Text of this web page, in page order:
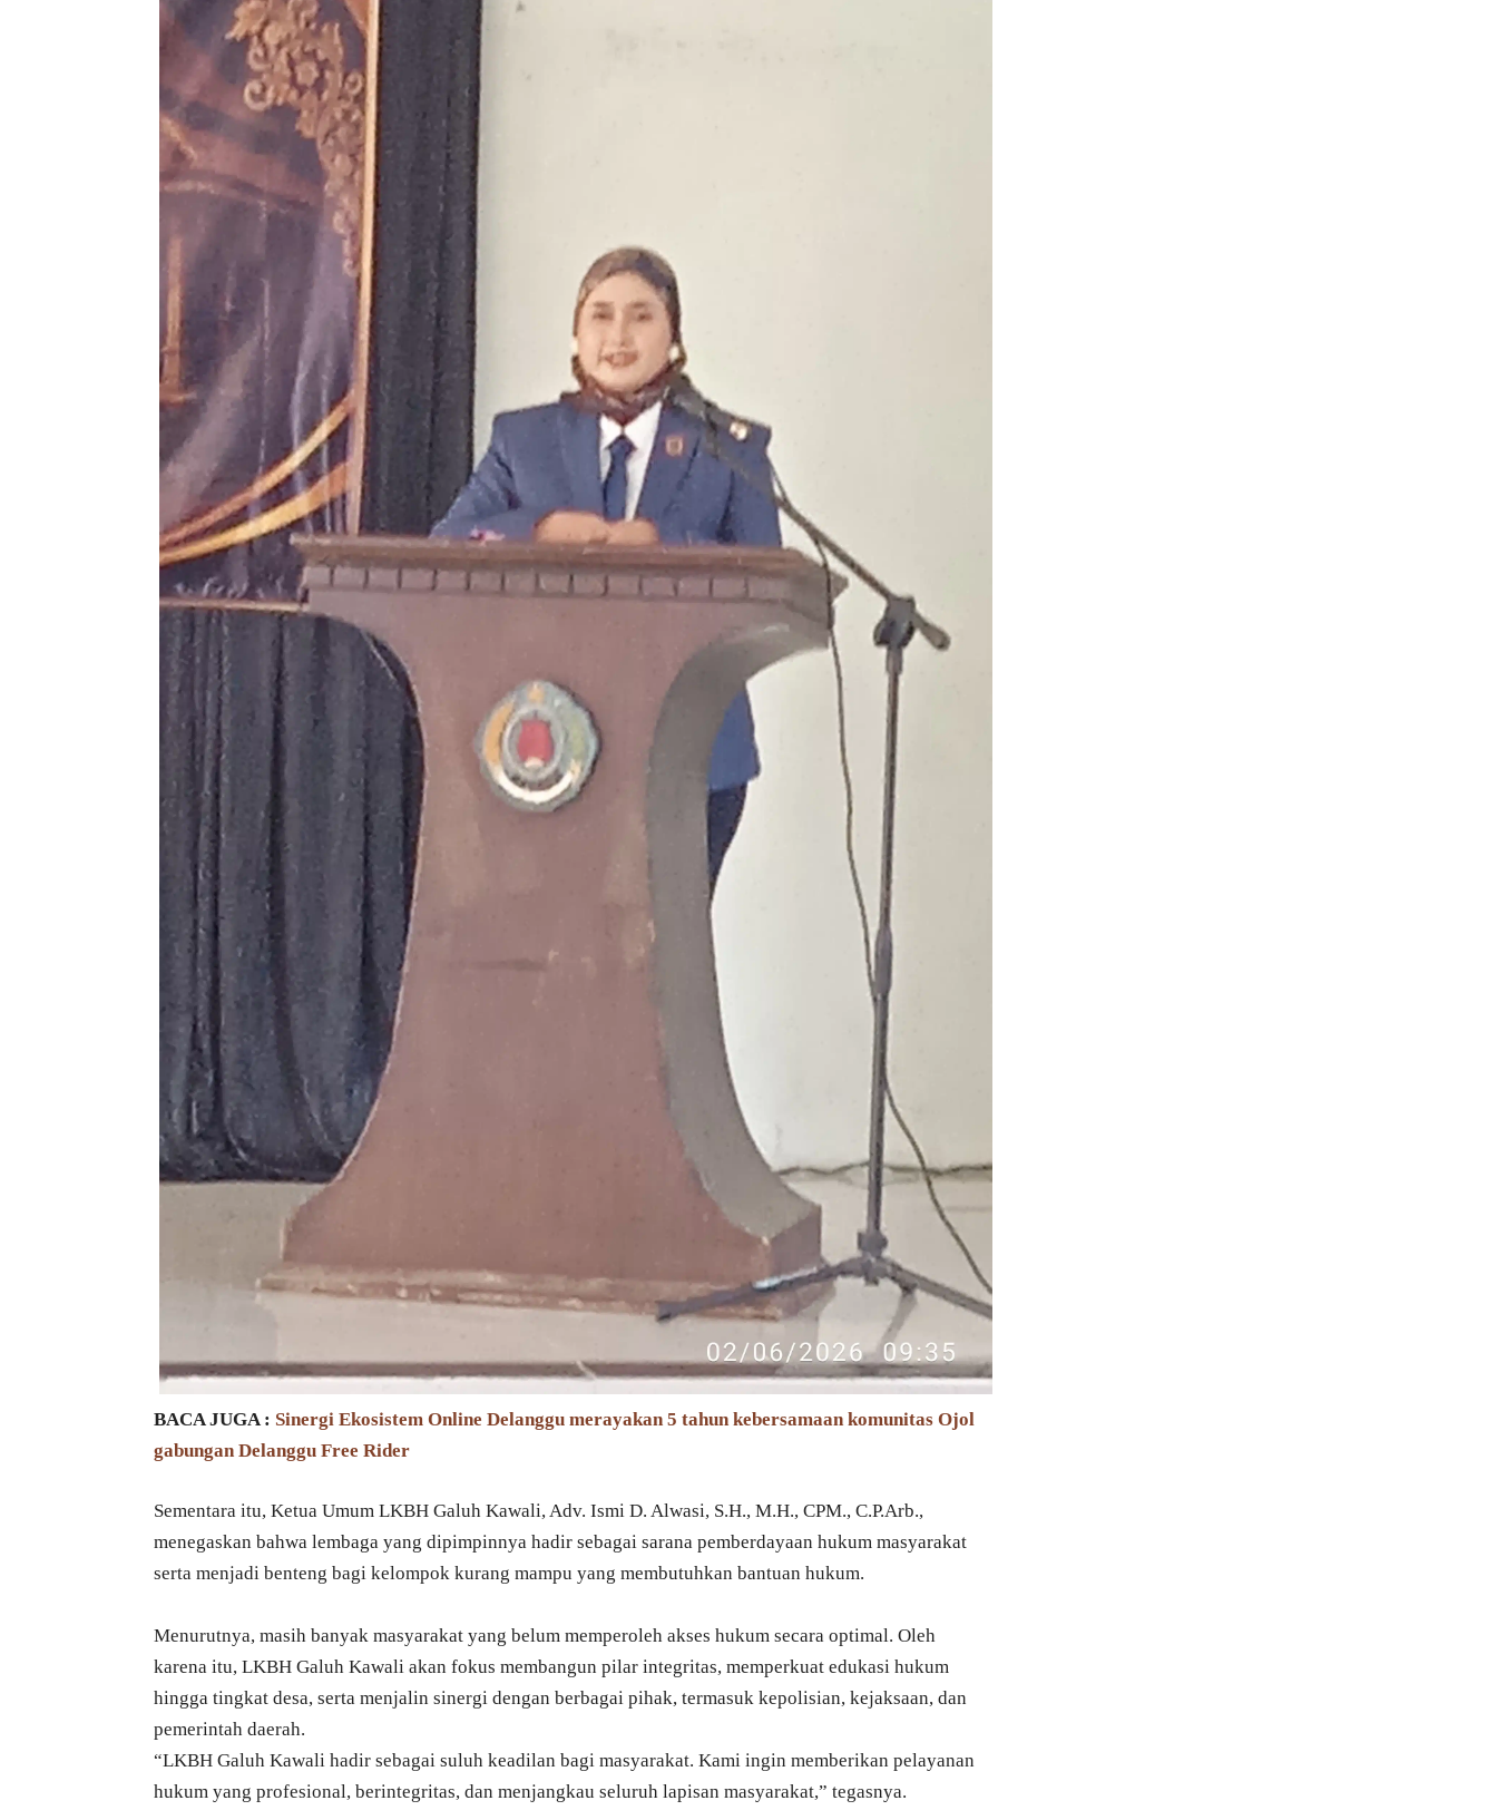
BACA JUGA : Sinergi Ekosistem Online Delanggu merayakan 5 tahun kebersamaan komunitas Ojol
gabungan Delanggu Free Rider
Sementara itu, Ketua Umum LKBH Galuh Kawali, Adv. Ismi D. Alwasi, S.H., M.H., CPM., C.P.Arb.,
menegaskan bahwa lembaga yang dipimpinnya hadir sebagai sarana pemberdayaan hukum masyarakat
serta menjadi benteng bagi kelompok kurang mampu yang membutuhkan bantuan hukum.
Menurutnya, masih banyak masyarakat yang belum memperoleh akses hukum secara optimal. Oleh
karena itu, LKBH Galuh Kawali akan fokus membangun pilar integritas, memperkuat edukasi hukum
hingga tingkat desa, serta menjalin sinergi dengan berbagai pihak, termasuk kepolisian, kejaksaan, dan
pemerintah daerah.
“LKBH Galuh Kawali hadir sebagai suluh keadilan bagi masyarakat. Kami ingin memberikan pelayanan
hukum yang profesional, berintegritas, dan menjangkau seluruh lapisan masyarakat,” tegasnya.